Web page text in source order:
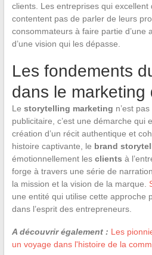
clients. Les entreprises qui excellent
contentent pas de parler de leurs
consommateurs à faire partie d’une
d’une vision qui les dépasse.
Les fondements
dans le marketing
Le storytelling marketing n’est
publicitaire, c’est une démarche qui
création d’un récit authentique et
histoire captivante, le brand
émotionnellement les clients à
forge à travers une série de
la mission et la vision de la marque.
une entité qui utilise cette approche
dans l’esprit des entrepreneurs.
A découvrir également : Les
un voyage dans l'histoire de la